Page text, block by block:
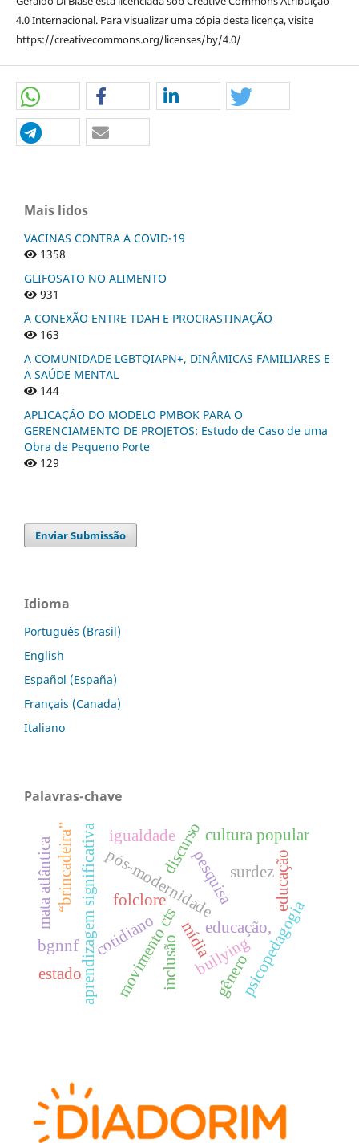
4.0 Internacional. Para visualizar uma cópia desta licença, visite
https://creativecommons.org/licenses/by/4.0/
Mais lidos
VACINAS CONTRA A COVID-19
1358
GLIFOSATO NO ALIMENTO
931
A CONEXÃO ENTRE TDAH E PROCRASTINAÇÃO
163
A COMUNIDADE LGBTQIAPN+, DINÂMICAS FAMILIARES E
A SAÚDE MENTAL
144
APLICAÇÃO DO MODELO PMBOK PARA O
GERENCIAMENTO DE PROJETOS: Estudo de Caso de uma
Obra de Pequeno Porte
129
Enviar Submissão
Idioma
Português (Brasil)
English
Español (España)
Français (Canada)
Italiano
Palavras-chave
educação,
pesquisa
pós-modernidade
inclusão psicopedagogia
surdez
discurso
mídia
bullying
movimento cts
aprendizagem significativa educação
folclore
cultura popular
igualdade
gênero
cotidiano
“brincadeira”
bgnnf
estado
mata atlântica